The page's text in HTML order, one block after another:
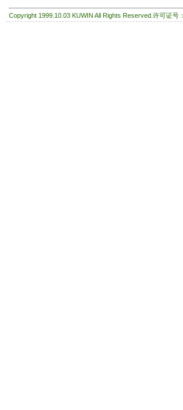
Copyright 1999.10.03 KUWIN All Rights Reserved.许可证号：